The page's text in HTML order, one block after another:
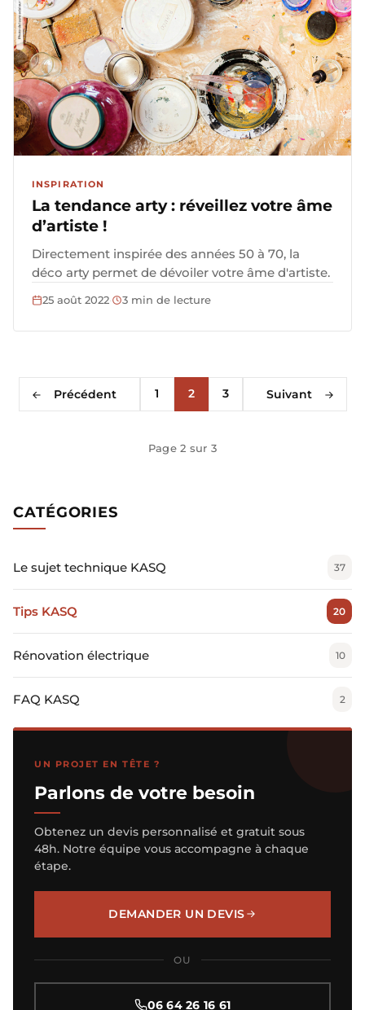
INSPIRATION
La tendance arty : réveillez votre âme
d’artiste !
Directement inspirée des années 50 à 70, la
déco arty permet de dévoiler votre âme d'artiste.
25 août 2022· 3 min de lecture
Précédent 1 2 3 Suivant
Page 2 sur 3
CATÉGORIES
Le sujet technique KASQ 37
Tips KASQ 20
Rénovation électrique 10
FAQ KASQ 2
UN PROJET EN TÊTE ?
Parlons de votre besoin
Obtenez un devis personnalisé et gratuit sous
48h. Notre équipe vous accompagne à chaque
étape.
DEMANDER UN DEVIS
OU
06 64 26 16 61